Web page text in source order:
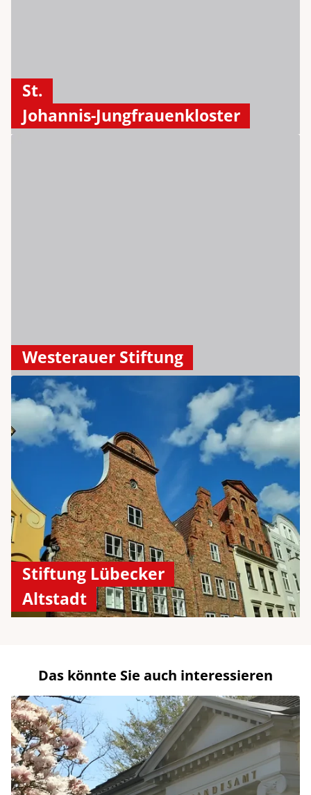
St.
Johannis-Jungfrauenkloster
Westerauer Stiftung
Stiftung Lübecker
Altstadt
Das könnte Sie auch interessieren